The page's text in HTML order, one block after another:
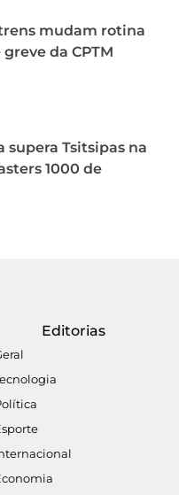
mudam rotina
da CPTM
supera Tsitsipas na
1000 de
Editorias